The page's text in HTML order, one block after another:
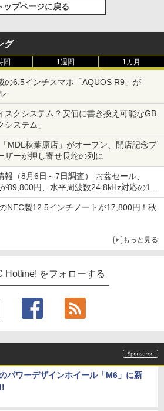
ップページに戻る
グ
間 1週間 1カ月
の6.5インチスマホ「AQUOS R9」が
スクシステム？安価に書き換え可能なGB
ステム」
MDL秋葉原店」がオープン、開店記念プ
ザーが押し寄せ長蛇の列に
報（8月6日～7日調査） お盆セール、
89,800円、水平周波数24.8kHz対応の17
暑さ指数連動セール ほか
NEC製12.5インチノートが17,800円！秋
もっと見る
Hotline! をフォローする
パワーデザインホイール「M6」に新